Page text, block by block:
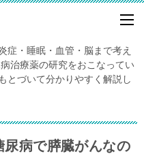
症・睡眠・血管・脳まで考え
治療薬の研究をおこなってい
とづいて分かりやすく解説し
病で膵臓がんなの